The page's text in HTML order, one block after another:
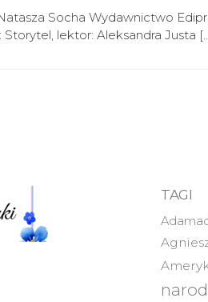
Natasza Socha Wydawnictwo
lektor: Aleksandra Justa
TAGI